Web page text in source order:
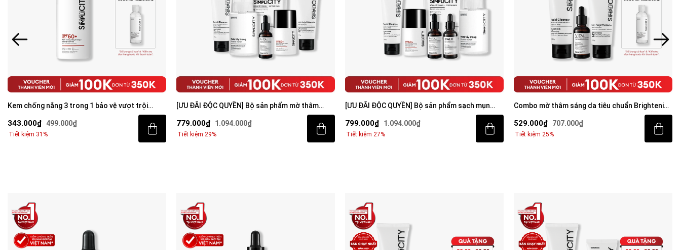
Kem chống nắng 3 trong 1 bảo vệ vượt trội
Invisible Sunscreen 80ml với SPF 50+ PA++++
343.000₫ 499.000₫
Tiết kiệm 31%
[ƯU ĐÃI ĐỘC QUYỀN] Bộ sản phẩm mờ thâm
779.000₫ 1.094.000₫
Tiết kiệm 29%
[ƯU ĐÃI ĐỘC QUYỀN] Bộ sản phẩm sạch mụn
799.000₫ 1.094.000₫
Tiết kiệm 27%
Combo mờ thâm sáng da tiêu chuẩn Brightening
529.000₫ 707.000₫
Tiết kiệm 25%